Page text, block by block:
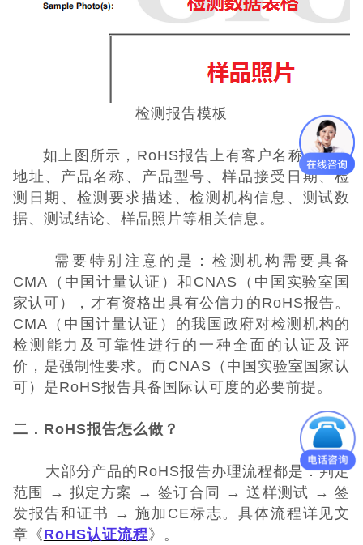
检测报告模板
如上图所示，RoHS报告上有客户名称、客户
地址、产品名称、产品型号、样品接受日期、检
测日期、检测要求描述、检测机构信息、测试数
据、测试结论、样品照片等相关信息。
需要特别注意的是：检测机构需要具备
CMA（中国计量认证）和CNAS（中国实验室国
家认可），才有资格出具有公信力的RoHS报告。
CMA（中国计量认证）的我国政府对检测机构的
检测能力及可靠性进行的一种全面的认证及评
价，是强制性要求。而CNAS（中国实验室国家认
可）是RoHS报告具备国际认可度的必要前提。
二．RoHS报告怎么做？
大部分产品的RoHS报告办理流程都是：判定
范围 → 拟定方案 → 签订合同 → 送样测试 → 签
发报告和证书 → 施加CE标志。具体流程详见文
章《RoHS认证流程》。